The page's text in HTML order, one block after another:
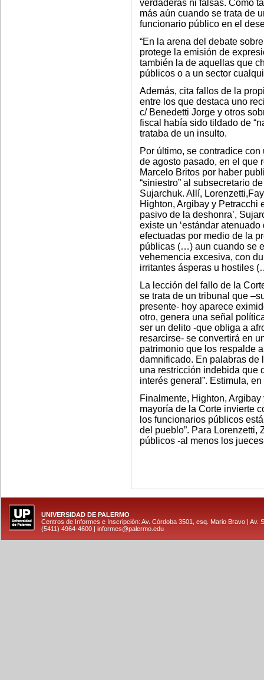
verdaderas ni falsas. Como
más aún cuando se trata de
funcionario público en el
“En la arena del debate
protege la emisión de
también la de aquellas que
públicos o a un sector
Además, cita fallos de la
entre los que destaca uno
c/ Benedetti Jorge y otros
fiscal había sido tildado de
trataba de un insulto.
Por último, se contradice
de agosto pasado, en el que
Marcelo Britos por haber
“siniestro” al subsecretario
Sujarchuk. Allí,
Highton, Argibay y Petracchi
pasivo de la deshonra’,
existe un ‘estándar
efectuadas por medio de la
públicas (…) aun cuando se
vehemencia excesiva, con
irritantes ásperas u hostiles
La lección del fallo de la
se trata de un tribunal que
presente- hoy aparece
otro, genera una señal
ser un delito -que obliga a
resarcirse- se convertirá en
patrimonio que los respalde
damnificado. En palabras de
una restricción indebida que
interés general”. Estimula,
Finalmente, Highton,
mayoría de la Corte invierte
los funcionarios públicos
del pueblo”. Para Lorenzetti,
públicos -al menos los
UNIVERSIDAD DE PALERMO
Centros de Informes e Inscripción: Av. Córdoba 3501, esq. Mario Bravo | Av.
(5411) 4964-4600 | informes@palermo.edu